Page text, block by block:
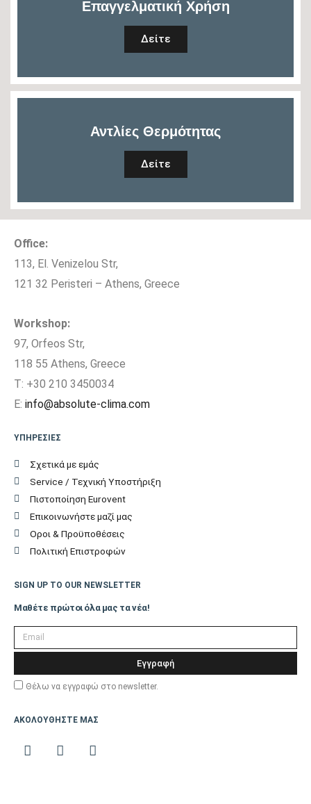
Επαγγελματική Χρήση
Δείτε
Αντλίες Θερμότητας
Δείτε
Office:
113, El. Venizelou Str,
121 32 Peristeri – Athens, Greece
Workshop:
97, Orfeos Str,
118 55 Athens, Greece
T: +30 210 3450034
E: info@absolute-clima.com
ΥΠΗΡΕΣΙΕΣ
Σχετικά με εμάς
Service / Τεχνική Υποστήριξη
Πιστοποίηση Eurovent
Επικοινωνήστε μαζί μας
Οροι & Προϋποθέσεις
Πολιτική Επιστροφών
SIGN UP TO OUR NEWSLETTER
Μαθέτε πρώτοι όλα μας τα νέα!
Θέλω να εγγραφώ στο newsletter.
Εγγραφή
ΑΚΟΛΟΥΘΗΣΤΕ ΜΑΣ